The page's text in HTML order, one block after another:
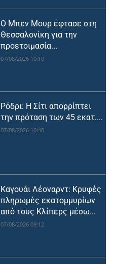
Ο Μπεν Μουρ έφτασε στη
Θεσσαλονίκη για την
προετοιμασία...
07/08/2026 10:10
Ρόδρι: Η Σίτι απορρίπτει
την πρόταση των 45 εκατ....
07/08/2026 10:40
Καγουάι Λέοναρντ: Κρυφές
πληρωμές εκατομμυρίων
από τους Κλίπερς μέσω...
07/08/2026 09:12